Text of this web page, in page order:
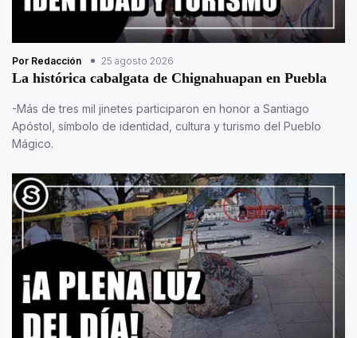
Por Redacción 25 agosto 2026
La histórica cabalgata de Chignahuapan en Puebla
-Más de tres mil jinetes participaron en honor a Santiago
Apóstol, símbolo de identidad, cultura y turismo del Pueblo
Mágico.